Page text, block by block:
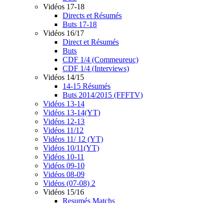
Vidéos 17-18
Directs et Résumés
Buts 17-18
Vidéos 16/17
Direct et Résumés
Buts
CDF 1/4 (Commeureuc)
CDF 1/4 (Interviews)
Vidéos 14/15
14-15 Résumés
Buts 2014/2015 (FFFTV)
Vidéos 13-14
Vidéos 13-14(YT)
Vidéos 12-13
Vidéos 11/12
Vidéos 11/ 12 (YT)
Vidéos 10/11(YT)
Vidéos 10-11
Vidéos 09-10
Vidéos 08-09
Vidéos (07-08) 2
Vidéos 15/16
Resumés Matchs